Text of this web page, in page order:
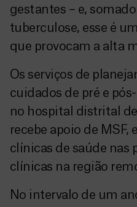
gestantes – e,
tuberculose, esse é
que provocam a alta
Os serviços de
cuidados de pré e
no hospital distrital
recebe apoio de MSF,
clínicas de saúde nas
clínicas na região
No intervalo de um